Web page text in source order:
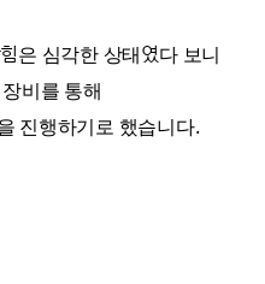
은 심각한 상태였다 보니
비를 통해
진행하기로 했습니다.